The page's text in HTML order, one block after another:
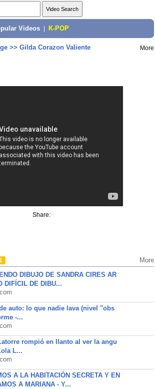
Videos K-POP
>> Gilda Corazon Valiente More
Share:
More
DIBUJO DE SANDRA CIRES AR
DIFÍCIL DE DIBU...
auto: lo que nadie lava (nivel "obs
-...
rompió en llanto al ver la angu
L...
A LA HABITACIÓN SECRETA Y EN
A MARIANA - Y...